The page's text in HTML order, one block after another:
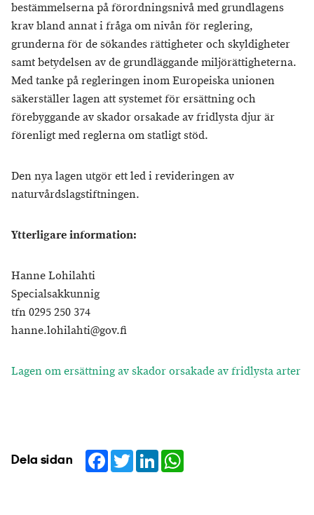
bestämmelserna på förordningsnivå med grundlagens
krav bland annat i fråga om nivån för reglering,
grunderna för de sökandes rättigheter och skyldigheter
samt betydelsen av de grundläggande miljörättigheterna.
Med tanke på regleringen inom Europeiska unionen
säkerställer lagen att systemet för ersättning och
förebyggande av skador orsakade av fridlysta djur är
förenligt med reglerna om statligt stöd.
Den nya lagen utgör ett led i revideringen av
naturvårdslagstiftningen.
Ytterligare information:
Hanne Lohilahti
Specialsakkunnig
tfn 0295 250 374
hanne.lohilahti@gov.fi
Lagen om ersättning av skador orsakade av fridlysta arter
Dela sidan Facebook
TwitterLinkedIn